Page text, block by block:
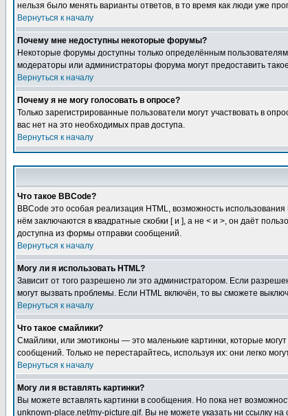
нельзя было менять варианты ответов, в то время как люди уже
Вернуться к началу
Почему мне недоступны некоторые форумы?
Некоторые форумы доступны только определённым
модераторы или администраторы форума могут предоставить
Вернуться к началу
Почему я не могу голосовать в опросе?
Только зарегистрированные пользователи могут участвовать в
вас нет на это необходимых прав доступа.
Вернуться к началу
Что такое BBCode?
BBCode это особая реализация HTML, возможность
нём заключаются в квадратные скобки [ и ], а не < и >, он даёт
доступна из формы отправки сообщений.
Вернуться к началу
Могу ли я использовать HTML?
Зависит от того разрешено ли это администратором. Если
могут вызвать проблемы. Если HTML включён, то вы сможете
Вернуться к началу
Что такое смайлики?
Смайлики, или эмотиконы — это маленькие картинки, которые
сообщений. Только не перестарайтесь, используя их: они легко
Вернуться к началу
Могу ли я вставлять картинки?
Вы можете вставлять картинки в сообщения. Но пока нет
unknown-place.net/my-picture.gif. Вы не можете указать ни ссылку